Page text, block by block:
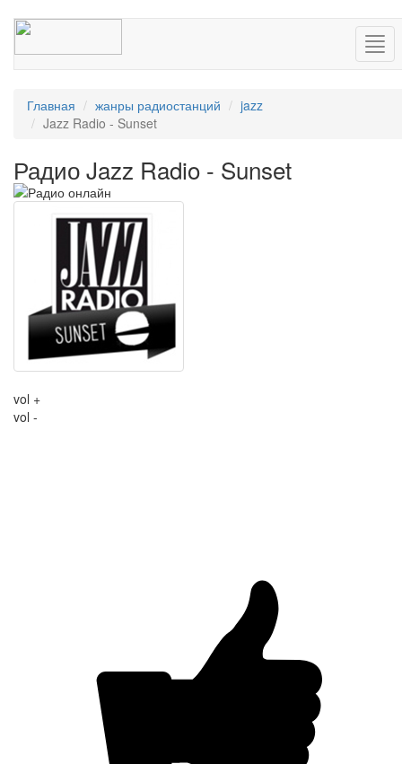
Главная жанры радиостанций
jazz
Jazz Radio - Sunset
Радио Jazz Radio - Sunset
vol +
vol -